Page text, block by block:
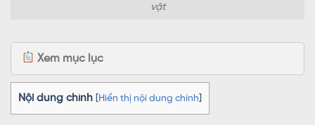
vật
Xem mục lục
Nội dung chính [ Hiển thị nội dung chính]